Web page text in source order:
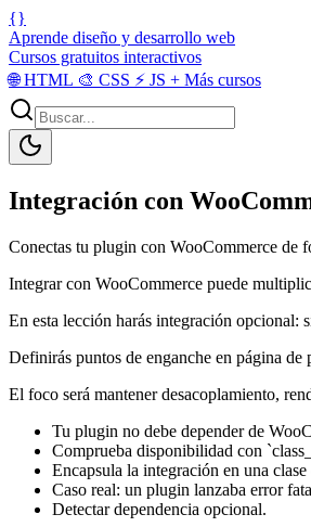
{}
Aprende diseño y desarrollo web
Cursos gratuitos interactivos
🌐HTML 🎨 CSS ⚡ JS + Más cursos
Integración con
Conectas tu plugin con WooCommerce de
Integrar con WooCommerce puede
En esta lección harás integración opcional:
Definirás puntos de enganche en página
El foco será mantener desacoplamiento,
Tu plugin no debe depender de
Comprueba disponibilidad con
Encapsula la integración en una
Caso real: un plugin lanzaba error
Detectar dependencia opcional.